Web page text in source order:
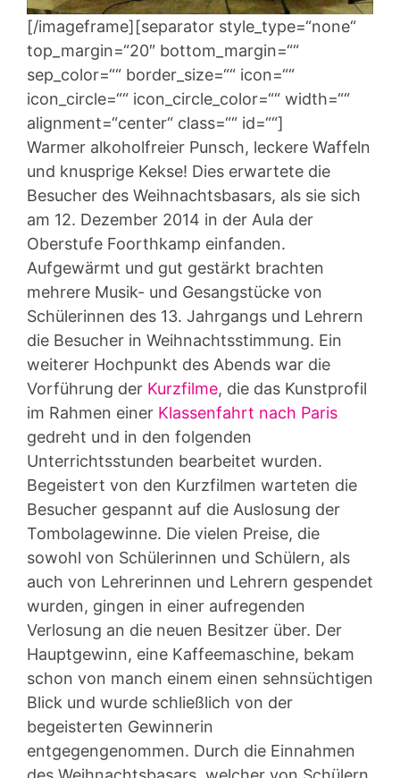
[/imageframe][separator style_type=“none“
top_margin=“20″ bottom_margin=““
sep_color=““ border_size=““ icon=““
icon_circle=““ icon_circle_color=““ width=““
alignment=“center“ class=““ id=““]
Warmer alkoholfreier Punsch, leckere Waffeln
und knusprige Kekse! Dies erwartete die
Besucher des Weihnachtsbasars, als sie sich
am 12. Dezember 2014 in der Aula der
Oberstufe Foorthkamp einfanden.
Aufgewärmt und gut gestärkt brachten
mehrere Musik- und Gesangstücke von
Schülerinnen des 13. Jahrgangs und Lehrern
die Besucher in Weihnachtsstimmung. Ein
weiterer Hochpunkt des Abends war die
Vorführung der Kurzfilme, die das Kunstprofil
im Rahmen einer Klassenfahrt nach Paris
gedreht und in den folgenden
Unterrichtsstunden bearbeitet wurden.
Begeistert von den Kurzfilmen warteten die
Besucher gespannt auf die Auslosung der
Tombolagewinne. Die vielen Preise, die
sowohl von Schülerinnen und Schülern, als
auch von Lehrerinnen und Lehrern gespendet
wurden, gingen in einer aufregenden
Verlosung an die neuen Besitzer über. Der
Hauptgewinn, eine Kaffeemaschine, bekam
schon von manch einem einen sehnsüchtigen
Blick und wurde schließlich von der
begeisterten Gewinnerin
entgegengenommen. Durch die Einnahmen